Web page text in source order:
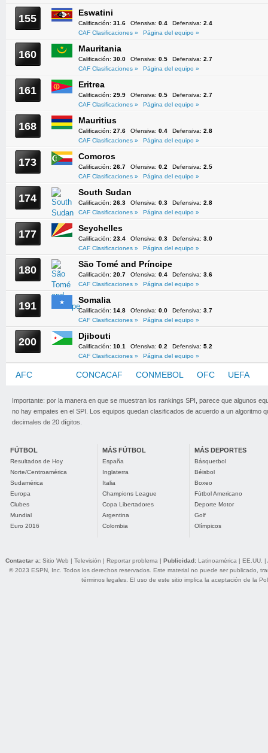
155 Eswatini
Calificación: 31.6 Ofensiva: 0.4 Defensiva: 2.4
CAF Clasificaciones »
Página del equipo »
160 Mauritania
Calificación: 30.0 Ofensiva: 0.5 Defensiva: 2.7
CAF Clasificaciones »
Página del equipo »
161 Eritrea
Calificación: 29.9 Ofensiva: 0.5 Defensiva: 2.7
CAF Clasificaciones »
Página del equipo »
168 Mauritius
Calificación: 27.6 Ofensiva: 0.4 Defensiva: 2.8
CAF Clasificaciones »
Página del equipo »
173 Comoros
Calificación: 26.7 Ofensiva: 0.2 Defensiva: 2.5
CAF Clasificaciones »
Página del equipo »
174 South Sudan
Calificación: 26.3 Ofensiva: 0.3 Defensiva: 2.8
CAF Clasificaciones »
Página del equipo »
177 Seychelles
Calificación: 23.4 Ofensiva: 0.3 Defensiva: 3.0
CAF Clasificaciones »
Página del equipo »
180 São Tomé and Príncipe
Calificación: 20.7 Ofensiva: 0.4 Defensiva: 3.6
CAF Clasificaciones »
Página del equipo »
191 Somalia
Calificación: 14.8 Ofensiva: 0.0 Defensiva: 3.7
CAF Clasificaciones »
Página del equipo »
200 Djibouti
Calificación: 10.1 Ofensiva: 0.2 Defensiva: 5.2
CAF Clasificaciones »
Página del equipo »
AFC CONCACAF CONMEBOL OFC UEFA
Importante: por la manera en que se muestran los rankings SPI, parece que algunos
no hay empates en el SPI. Los equipos quedan clasificados de acuerdo a un algoritmo
decimales de 20 dígitos.
FÚTBOL
Resultados de Hoy
Norte/Centroamérica
Sudamérica
Europa
Clubes
Mundial
Euro 2016
MÁS FÚTBOL
España
Inglaterra
Italia
Champions League
Copa Libertadores
Argentina
Colombia
MÁS DEPORTES
Básquetbol
Béisbol
Boxeo
Fútbol Americano
Deporte Motor
Golf
Olímpicos
Contactar a: Sitio Web | Televisión | Reportar problema | Publicidad: Latinoamérica | EE.UU. |
© 2023 ESPN, Inc. Todos los derechos reservados. Este material no puede ser publicado,
términos legales. El uso de este sitio implica la aceptación de la